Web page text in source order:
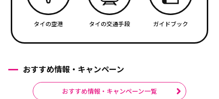
タイの空港 タイの交通手段 ガイドブック
おすすめ情報・キャンペーン
おすすめ情報・キャンペーン一覧